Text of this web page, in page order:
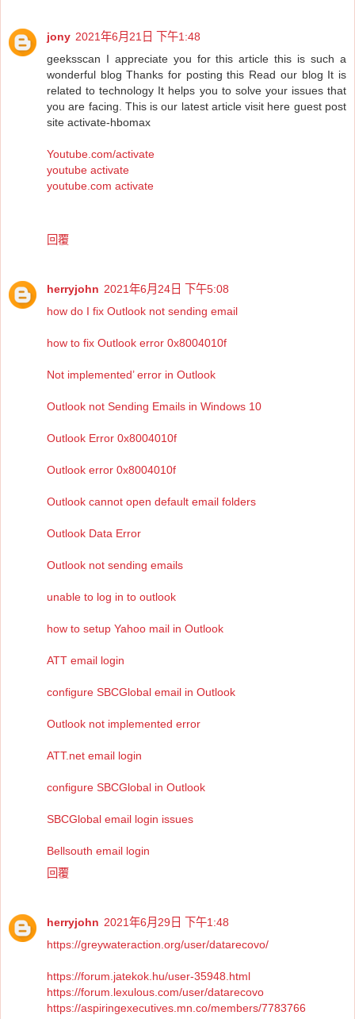
jony 2021年6月21日 下午1:48
geeksscan I appreciate you for this article this is such a
wonderful blog Thanks for posting this Read our blog It is
related to technology It helps you to solve your issues that
you are facing. This is our latest article visit here guest post
site activate-hbomax
Youtube.com/activate
youtube activate
youtube.com activate
回覆
herryjohn 2021年6月24日 下午5:08
how do I fix Outlook not sending email
how to fix Outlook error 0x8004010f
Not implemented’ error in Outlook
Outlook not Sending Emails in Windows 10
Outlook Error 0x8004010f
Outlook error 0x8004010f
Outlook cannot open default email folders
Outlook Data Error
Outlook not sending emails
unable to log in to outlook
how to setup Yahoo mail in Outlook
ATT email login
configure SBCGlobal email in Outlook
Outlook not implemented error
ATT.net email login
configure SBCGlobal in Outlook
SBCGlobal email login issues
Bellsouth email login
回覆
herryjohn 2021年6月29日 下午1:48
https://greywateraction.org/user/datarecovo/
https://forum.jatekok.hu/user-35948.html
https://forum.lexulous.com/user/datarecovo
https://aspiringexecutives.mn.co/members/7783766